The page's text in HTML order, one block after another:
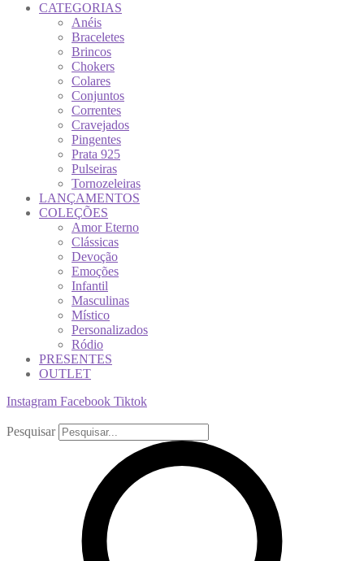
CATEGORIAS
Anéis
Braceletes
Brincos
Chokers
Colares
Conjuntos
Correntes
Cravejados
Pingentes
Prata 925
Pulseiras
Tornozeleiras
LANÇAMENTOS
COLEÇÕES
Amor Eterno
Clássicas
Devoção
Emoções
Infantil
Masculinas
Místico
Personalizados
Ródio
PRESENTES
OUTLET
Instagram Facebook Tiktok
Pesquisar